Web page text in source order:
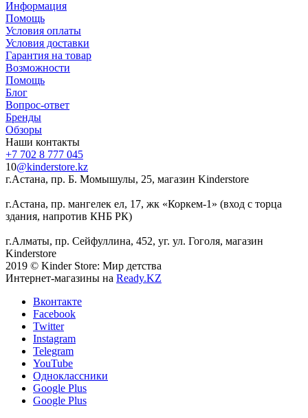
Информация
Помощь
Условия оплаты
Условия доставки
Гарантия на товар
Возможности
Помощь
Блог
Вопрос-ответ
Бренды
Обзоры
Наши контакты
+7 702 8 777 045
10@kinderstore.kz
г.Астана, пр. Б. Момышулы, 25, магазин Kinderstore
г.Астана, пр. мангелек ел, 17, жк «Коркем-1» (вход с торца
здания, напротив КНБ РК)
г.Алматы, пр. Сейфуллина, 452, уг. ул. Гоголя, магазин
Kinderstore
2019 © Kinder Store: Мир детства
Интернет-магазины на Ready.KZ
Вконтакте
Facebook
Twitter
Instagram
Telegram
YouTube
Одноклассники
Google Plus
Google Plus